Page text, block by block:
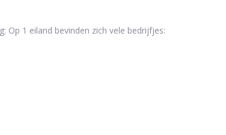
Op 1 eiland bevinden zich vele bedrijfjes: